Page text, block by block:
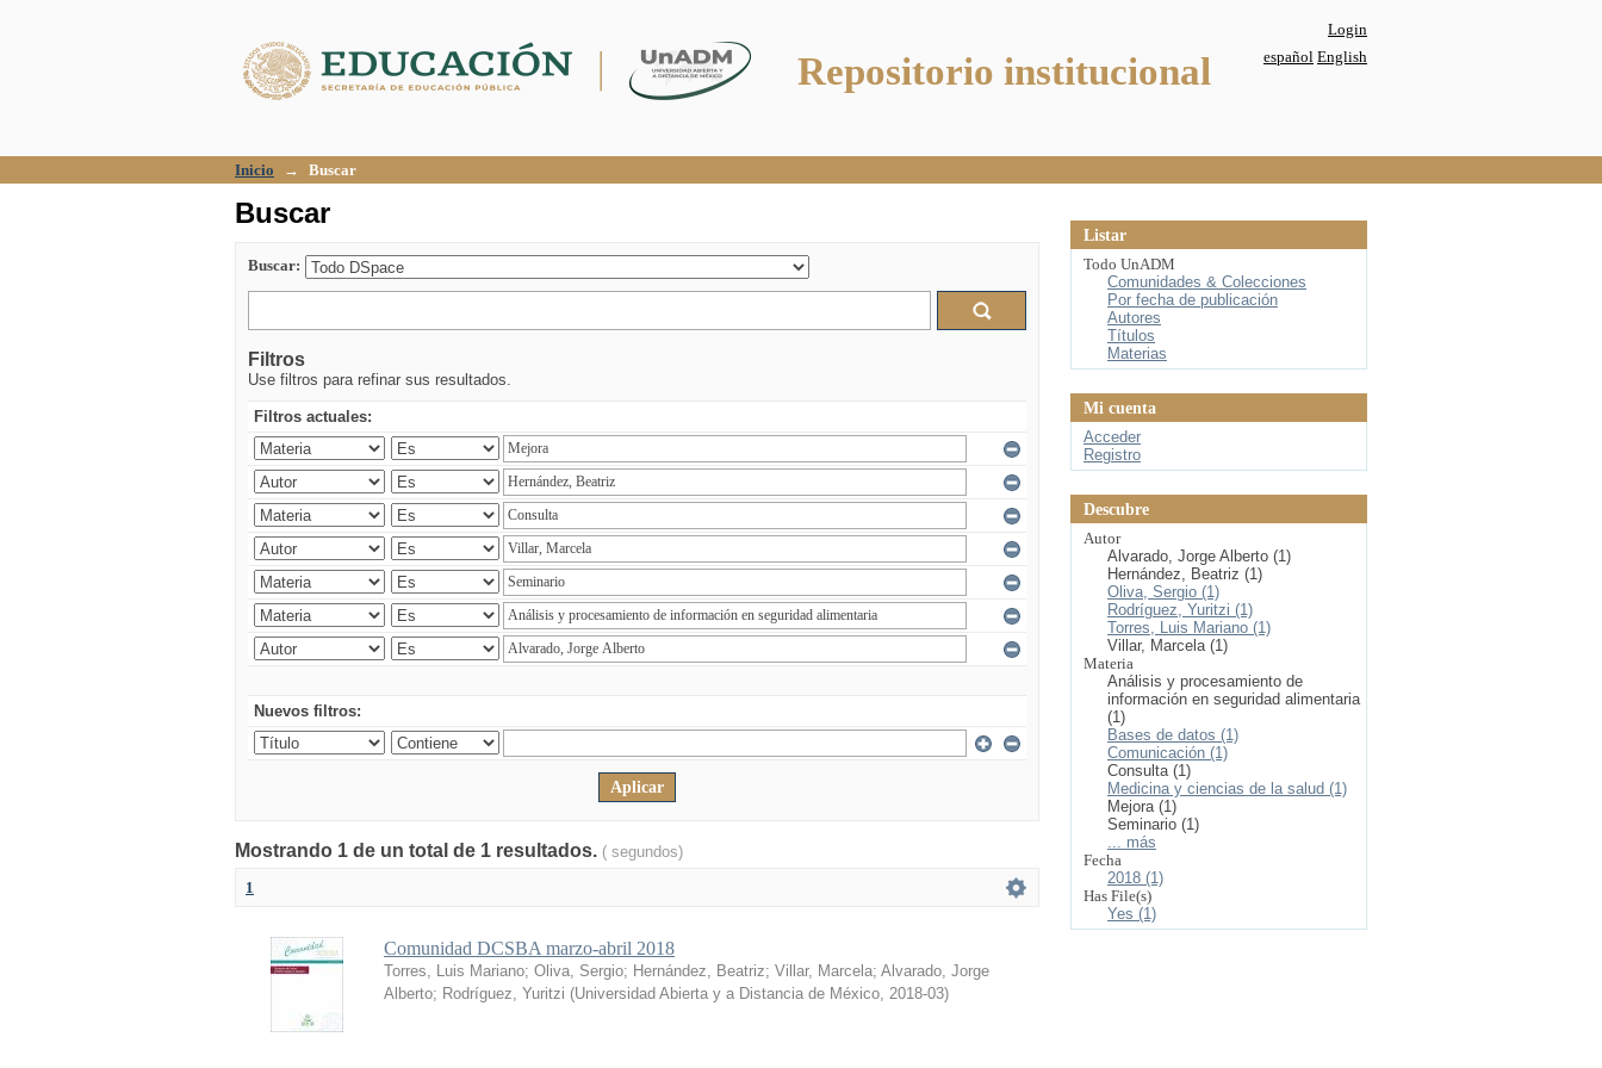
Repositorio institucional
Login
español English
Inicio → Buscar
Buscar
Buscar:
Filtros
Use filtros para refinar sus resultados.
Filtros actuales:
Nuevos filtros:
Mostrando 1 de un total de 1 resultados. ( segundos)
1
Comunidad DCSBA marzo-abril 2018
Torres, Luis Mariano; Oliva, Sergio; Hernández, Beatriz; Villar, Marcela; Alvarado, Jorge
Alberto; Rodríguez, Yuritzi (Universidad Abierta y a Distancia de México, 2018-03)
Listar
Todo UnADM
Comunidades & Colecciones
Por fecha de publicación
Autores
Títulos
Materias
Mi cuenta
Acceder
Registro
Descubre
Autor
Alvarado, Jorge Alberto (1)
Hernández, Beatriz (1)
Oliva, Sergio (1)
Rodríguez, Yuritzi (1)
Torres, Luis Mariano (1)
Villar, Marcela (1)
Materia
Análisis y procesamiento de
información en seguridad alimentaria
(1)
Bases de datos (1)
Comunicación (1)
Consulta (1)
Medicina y ciencias de la salud (1)
Mejora (1)
Seminario (1)
... más
Fecha
2018 (1)
Has File(s)
Yes (1)